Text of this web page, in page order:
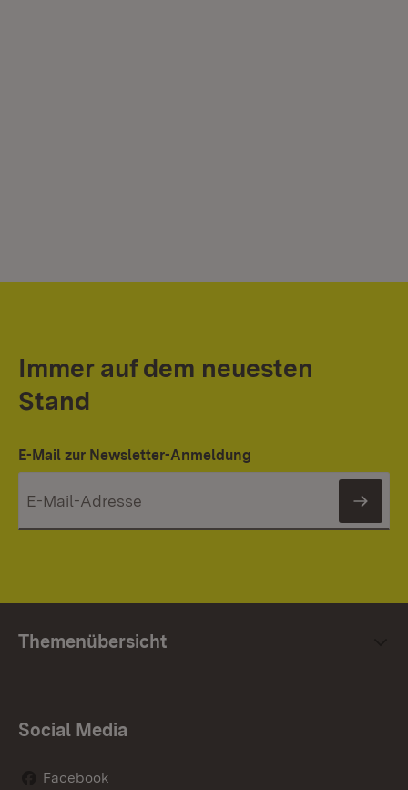
Immer auf dem neuesten
Stand
E-Mail zur Newsletter-Anmeldung
Themenübersicht
Social Media
Facebook